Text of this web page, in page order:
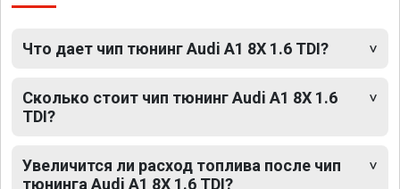
Что дает чип тюнинг Audi A1 8X 1.6 TDI?
Сколько стоит чип тюнинг Audi A1 8X 1.6
TDI?
Увеличится ли расход топлива после чип
тюнинга Audi A1 8X 1.6 TDI?